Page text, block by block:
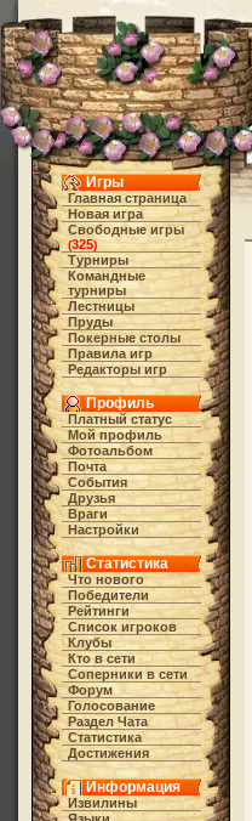
Игры
Главная страница
Новая игра
Свободные игры
(325)
Турниры
Командные
турниры
Лестницы
Пруды
Покерные столы
Правила игр
Редакторы игр
Профиль
Платный статус
Мой профиль
Фотоальбом
Почта
События
Друзья
Враги
Настройки
Статистика
Что нового
Победители
Рейтинги
Список игроков
Клубы
Кто в cети
Соперники в сети
Форум
Голосование
Раздел Чата
Статистика
Достижения
Информация
Извилины